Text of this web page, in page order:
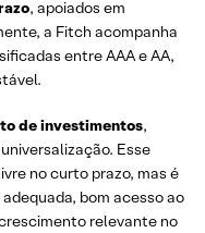
, apoiados em
a Fitch acompanha
entre AAA e AA,
de investimentos,
Esse
no curto prazo, mas é
bom acesso ao
relevante no